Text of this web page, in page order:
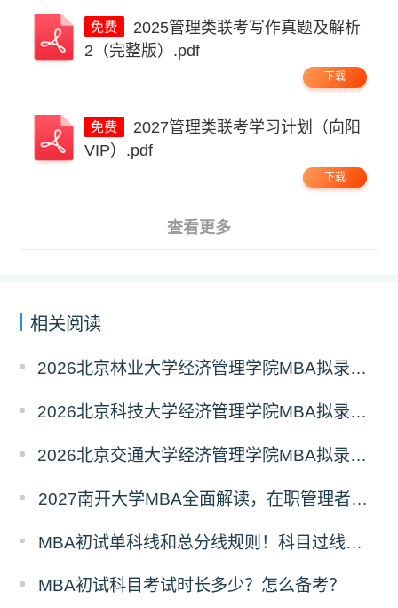
2（完整版）.pdf
下载
VIP）.pdf
下载
查看更多
相关阅读
2026北京林业大学经济管理学院MBA拟录取分析解读
2026北京科技大学经济管理学院MBA拟录取分析解读
2026北京交通大学经济管理学院MBA拟录取分析解读
2027南开大学MBA全面解读，在职管理者择校优选
MBA初试单科线和总分线规则！科目过线标准
MBA初试科目考试时长多少？怎么备考？